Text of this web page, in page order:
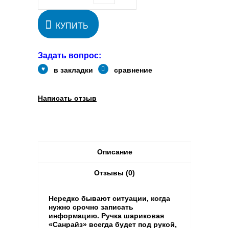
КУПИТЬ
Задать вопрос:
в закладки сравнение
Написать отзыв
Описание
Отзывы (0)
Нередко бывают ситуации, когда
нужно срочно записать
информацию. Ручка шариковая
«Санрайз» всегда будет под рукой,